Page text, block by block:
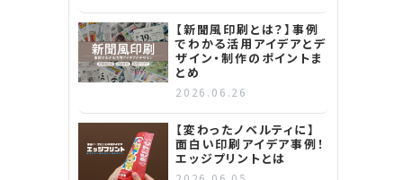
【新聞風印刷とは？】事例
でわかる活用アイデアとデ
ザイン・制作のポイントま
とめ
2026.06.26
【変わったノベルティに】
面白い印刷アイデア事例！
エッジプリントとは